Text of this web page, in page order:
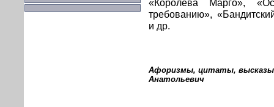
«Королева Марго»,
требованию»,
и др.
Афоризмы, цитаты,
Анатольевич